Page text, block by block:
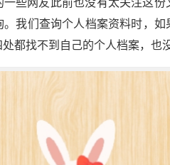
一些网友此前也没有太关注这
。我们查询个人档案资料时，
都找不到自己的个人档案，